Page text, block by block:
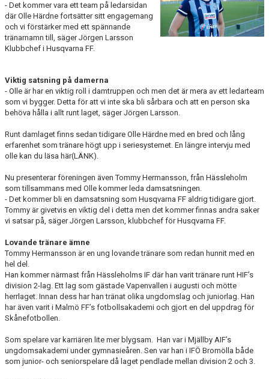
KONTAKT
MATCHER
- Det kommer vara ett team på ledarsidan
där Olle Härdne fortsätter sitt engagemang
och vi förstärker med ett spännande
tränarnamn till, säger Jörgen Larsson
Klubbchef i Husqvarna FF.
Viktig satsning på damerna
- Olle är har en viktig roll i damtruppen och men det är mera av ett ledarteam
som vi bygger. Detta för att vi inte ska bli sårbara och att en person ska
behöva hålla i allt runt laget, säger Jörgen Larsson.
Runt damlaget finns sedan tidigare Olle Härdne med en bred och lång
erfarenhet som tränare högt upp i seriesystemet. En längre intervju med
olle kan du läsa här(LÄNK).
Nu presenterar föreningen även Tommy Hermansson, från Hässleholm
som tillsammans med Olle kommer leda damsatsningen.
- Det kommer bli en damsatsning som Husqvarna FF aldrig tidigare gjort.
Tommy är givetvis en viktig del i detta men det kommer finnas andra saker
vi satsar på, säger Jörgen Larsson, klubbchef för Husqvarna FF.
Lovande tränare ämne
Tommy Hermansson är en ung lovande tränare som redan hunnit med en
hel del.
Han kommer närmast från Hässleholms IF där han varit tränare runt HIF’s
division 2-lag. Ett lag som gästade Vapenvallen i augusti och mötte
herrlaget. Innan dess har han tränat olika ungdomslag och juniorlag. Han
har även varit i Malmö FF’s fotbollsakademi och gjort en del uppdrag för
Skånefotbollen.
Som spelare var karriären lite mer blygsam. Han var i Mjällby AIF’s
ungdomsakademi under gymnasieåren. Sen var han i IFÖ Bromölla både
som junior- och seniorspelare då laget pendlade mellan division 2 och 3.